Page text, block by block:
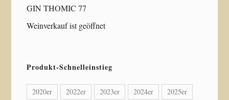
GIN THOMIC 77
Weinverkauf ist geöffnet
Produkt-Schnelleinstieg
2020er 2022er 2023er 2024er
2025er